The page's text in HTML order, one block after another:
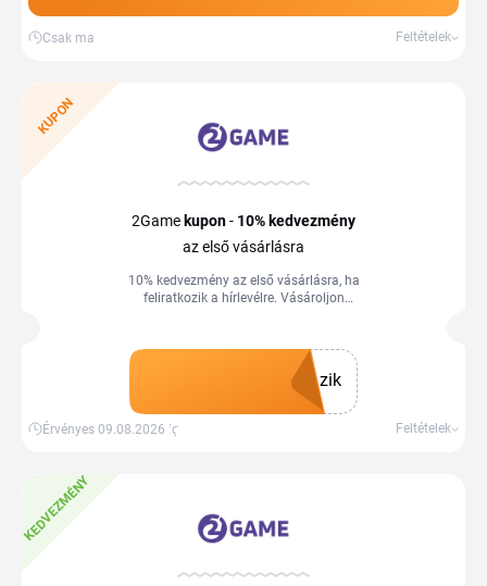
Csak ma Feltételek
KUPON
2Game kupon- 10% kedvezmény
az első vásárlásra
10% kedvezmény az első vásárlásra, ha
feliratkozik a hírlevélre. Vásároljon
Kupon megszerzése
zik
Érvényes 09.08.2026-ig Feltételek
KEDVEZMÉNY